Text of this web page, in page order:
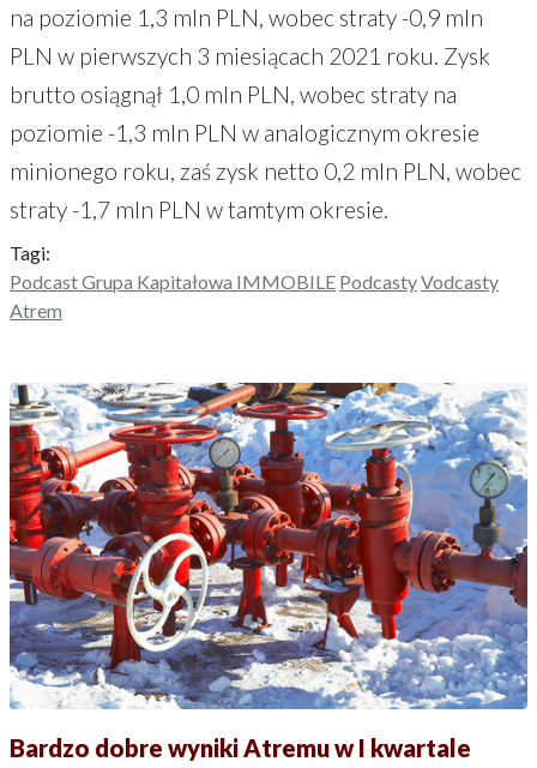
na poziomie 1,3 mln PLN, wobec straty -0,9 mln
PLN w pierwszych 3 miesiącach 2021 roku. Zysk
brutto osiągnął 1,0 mln PLN, wobec straty na
poziomie -1,3 mln PLN w analogicznym okresie
minionego roku, zaś zysk netto 0,2 mln PLN, wobec
straty -1,7 mln PLN w tamtym okresie.
Tagi:
Podcast Grupa Kapitałowa IMMOBILE PodcastyVodcasty
Atrem
Bardzo dobre wyniki Atremu w I kwartale